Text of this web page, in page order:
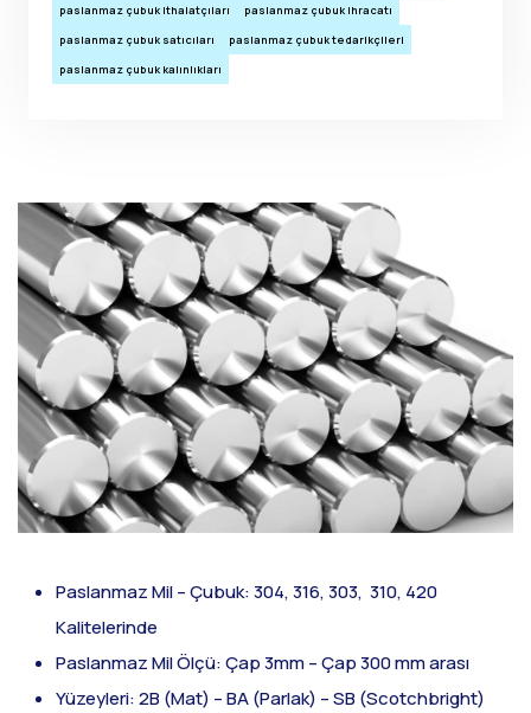
paslanmaz çubuk ithalatçıları
paslanmaz çubuk ihracatı
paslanmaz çubuk satıcıları
paslanmaz çubuk tedarikçileri
paslanmaz çubuk kalınlıkları
Paslanmaz Mil – Çubuk: 304, 316, 303, 310, 420
Kalitelerinde
Paslanmaz Mil Ölçü: Çap 3mm – Çap 300 mm arası
Yüzeyleri: 2B (Mat) – BA (Parlak) – SB (Scotchbright)